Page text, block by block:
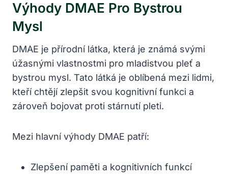
Výhody DMAE Pro Bystrou
Mysl
DMAE je přírodní látka, která je známá svými
úžasnými vlastnostmi pro mladistvou pleť a
bystrou mysl. Tato látká je oblíbená mezi lidmi,
kteří chtějí zlepšit svou kognitivní funkci a
zároveň bojovat proti stárnutí pleti.
Mezi hlavní výhody DMAE patří:
Zlepšení paměti a kognitivních funkcí